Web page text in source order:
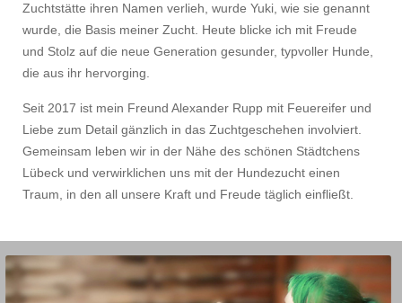
Zuchtstätte ihren Namen verlieh, wurde Yuki, wie sie genannt
wurde, die Basis meiner Zucht. Heute blicke ich mit Freude
und Stolz auf die neue Generation gesunder, typvoller Hunde,
die aus ihr hervorging.
Seit 2017 ist mein Freund Alexander Rupp mit Feuereifer und
Liebe zum Detail gänzlich in das Zuchtgeschehen involviert.
Gemeinsam leben wir in der Nähe des schönen Städtchens
Lübeck und verwirklichen uns mit der Hundezucht einen
Traum, in den all unsere Kraft und Freude täglich einfließt.